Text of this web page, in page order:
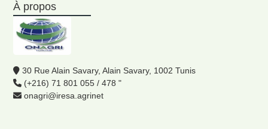
À propos
30 Rue Alain Savary, Alain Savary, 1002 Tunis
(+216) 71 801 055 / 478 "
onagri@iresa.agrinet